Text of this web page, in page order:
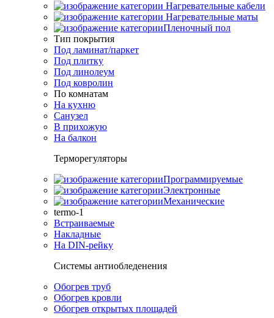
Нагревательные кабели
Нагревательные маты
Пленочный пол
Тип покрытия
Под ламинат/паркет
Под плитку
Под линолеум
Под ковролин
По комнатам
На кухню
Санузел
В прихожую
На балкон
Терморегуляторы
Программируемые
Электронные
Механические
termo-1
Встраиваемые
Накладные
На DIN-рейку
Системы антиобледенения
Обогрев труб
Обогрев кровли
Обогрев открытых площадей